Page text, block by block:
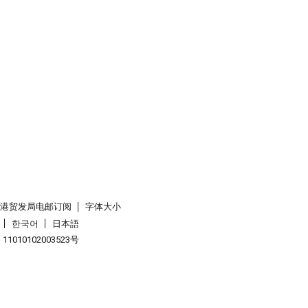
贸发局电邮订阅
字体大小
한국어
日本語
号